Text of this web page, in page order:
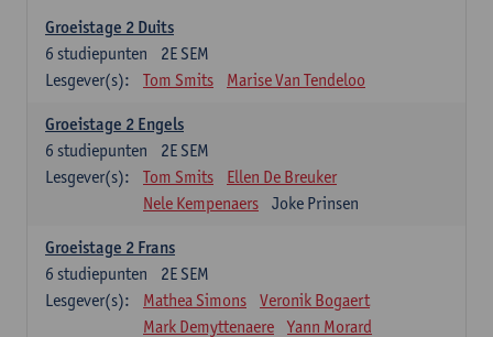
Groeistage 2 Duits
2E SEM
6 studiepunten
Lesgever(s):
Tom Smits Marise Van Tendeloo
Groeistage 2 Engels
2E SEM
6 studiepunten
Lesgever(s):
Tom Smits
Ellen De Breuker
Nele Kempenaers
Joke Prinsen
Groeistage 2 Frans
2E SEM
6 studiepunten
Lesgever(s):
Mathea Simons
Veronik Bogaert
Mark Demyttenaere
Yann Morard